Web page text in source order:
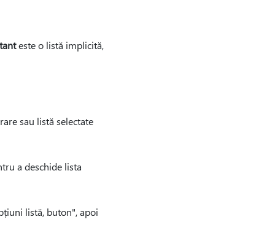
este o listă implicită,
sau listă selectate
a deschide lista
listă, buton", apoi